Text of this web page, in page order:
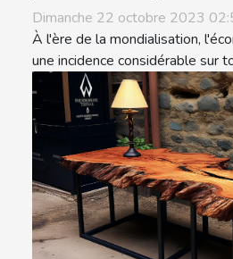
Dimanche 22 octobre 2023
À l'ère de la mondialisation,
une incidence considérable sur